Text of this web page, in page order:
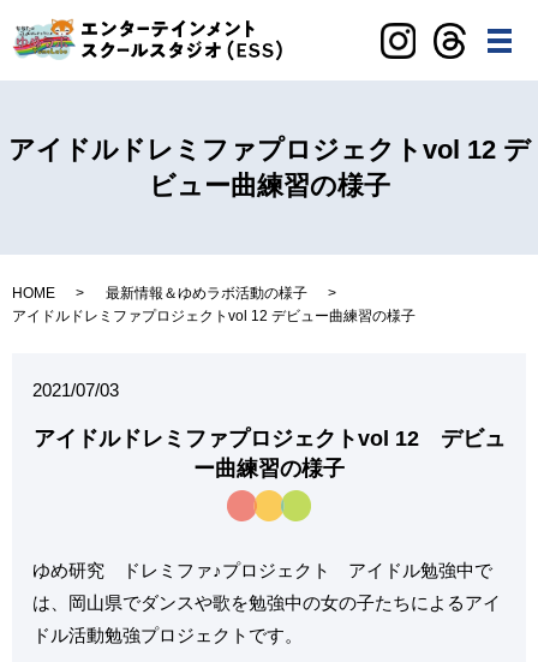
メ
アイドルドレミファプロジェクトvol 12 デ
ビュー曲練習の様子
HOME
最新情報＆ゆめラボ活動の様子
アイドルドレミファプロジェクトvol 12 デビュー曲練習の様子
2021/07/03
アイドルドレミファプロジェクトvol 12 デビュ
ー曲練習の様子
ゆめ研究 ドレミファ♪プロジェクト アイドル勉強中で
は、岡山県でダンスや歌を勉強中の女の子たちによるアイ
ドル活動勉強プロジェクトです。